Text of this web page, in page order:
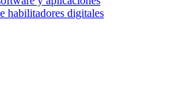
habilitadores digitales